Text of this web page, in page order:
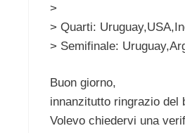
>
> Quarti:
> Semifinale:
Buon giorno,
innanzitutto ringrazio del
Volevo chiedervi una